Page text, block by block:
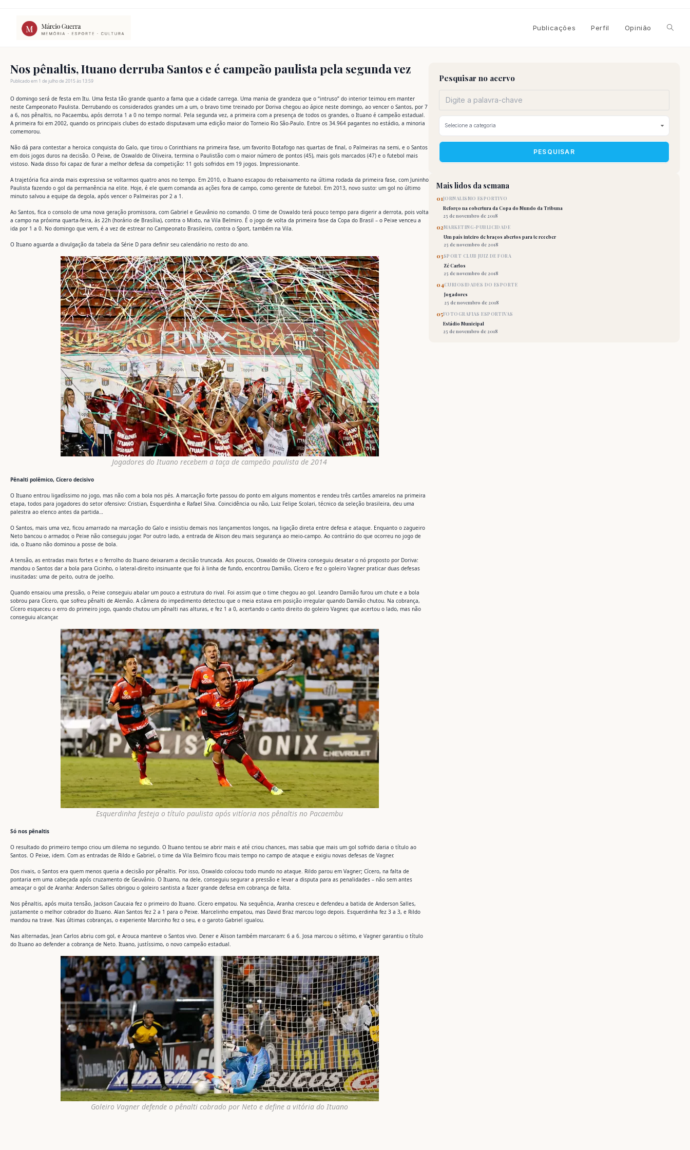
conteúdo
Publicações Perfil Opinião
site
Nos pênaltis, Ituano derruba Santos e é campeão paulista pela segunda vez
Publicado em 1 de julho de 2015 às 13:59
O domingo será de festa em Itu. Uma festa tão grande quanto a fama que a cidade carrega. Uma mania de grandeza que o “intruso” do interior teimou em manter
neste Campeonato Paulista. Derrubando os considerados grandes um a um, o bravo time treinado por Doriva chegou ao ápice neste domingo, ao vencer o Santos, por 7
a 6, nos pênaltis, no Pacaembu, após derrota 1 a 0 no tempo normal. Pela segunda vez, a primeira com a presença de todos os grandes, o Ituano é campeão estadual.
A primeira foi em 2002, quando os principais clubes do estado disputavam uma edição maior do Torneio Rio São-Paulo. Entre os 34.964 pagantes no estádio, a minoria
comemorou.
Não dá para contestar a heroica conquista do Galo, que tirou o Corinthians na primeira fase, um favorito Botafogo nas quartas de final, o Palmeiras na semi, e o Santos
em dois jogos duros na decisão. O Peixe, de Oswaldo de Oliveira, termina o Paulistão com o maior número de pontos (45), mais gols marcados (47) e o futebol mais
vistoso. Nada disso foi capaz de furar a melhor defesa da competição: 11 gols sofridos em 19 jogos. Impressionante.
A trajetória fica ainda mais expressiva se voltarmos quatro anos no tempo. Em 2010, o Ituano escapou do rebaixamento na última rodada da primeira fase, com Juninho
Paulista fazendo o gol da permanência na elite. Hoje, é ele quem comanda as ações fora de campo, como gerente de futebol. Em 2013, novo susto: um gol no último
minuto salvou a equipe da degola, após vencer o Palmeiras por 2 a 1.
Ao Santos, fica o consolo de uma nova geração promissora, com Gabriel e Geuvânio no comando. O time de Oswaldo terá pouco tempo para digerir a derrota, pois volta
a campo na próxima quarta-feira, às 22h (horário de Brasília), contra o Mixto, na Vila Belmiro. É o jogo de volta da primeira fase da Copa do Brasil – o Peixe venceu a
ida por 1 a 0. No domingo que vem, é a vez de estrear no Campeonato Brasileiro, contra o Sport, também na Vila.
O Ituano aguarda a divulgação da tabela da Série D para definir seu calendário no resto do ano.
Jogadores do Ituano recebem a taça de campeão paulista de 2014
Pênalti polêmico, Cícero decisivo
O Ituano entrou ligadíssimo no jogo, mas não com a bola nos pés. A marcação forte passou do ponto em alguns momentos e rendeu três cartões amarelos na primeira
etapa, todos para jogadores do setor ofensivo: Cristian, Esquerdinha e Rafael Silva. Coincidência ou não, Luiz Felipe Scolari, técnico da seleção brasileira, deu uma
palestra ao elenco antes da partida…
O Santos, mais uma vez, ficou amarrado na marcação do Galo e insistiu demais nos lançamentos longos, na ligação direta entre defesa e ataque. Enquanto o zagueiro
Neto bancou o armador, o Peixe não conseguiu jogar. Por outro lado, a entrada de Alison deu mais segurança ao meio-campo. Ao contrário do que ocorreu no jogo de
ida, o Ituano não dominou a posse de bola.
A tensão, as entradas mais fortes e o ferrolho do Ituano deixaram a decisão truncada. Aos poucos, Oswaldo de Oliveira conseguiu desatar o nó proposto por Doriva:
mandou o Santos dar a bola para Cicinho, o lateral-direito insinuante que foi à linha de fundo, encontrou Damião, Cícero e fez o goleiro Vagner praticar duas defesas
inusitadas: uma de peito, outra de joelho.
Quando ensaiou uma pressão, o Peixe conseguiu abalar um pouco a estrutura do rival. Foi assim que o time chegou ao gol. Leandro Damião furou um chute e a bola
sobrou para Cícero, que sofreu pênalti de Alemão. A câmera do impedimento detectou que o meia estava em posição irregular quando Damião chutou. Na cobrança,
Cícero esqueceu o erro do primeiro jogo, quando chutou um pênalti nas alturas, e fez 1 a 0, acertando o canto direito do goleiro Vagner, que acertou o lado, mas não
conseguiu alcançar.
Esquerdinha festeja o título paulista após vitíoria nos pênaltis no Pacaembu
Só nos pênaltis
O resultado do primeiro tempo criou um dilema no segundo. O Ituano tentou se abrir mais e até criou chances, mas sabia que mais um gol sofrido daria o título ao
Santos. O Peixe, idem. Com as entradas de Rildo e Gabriel, o time da Vila Belmiro ficou mais tempo no campo de ataque e exigiu novas defesas de Vagner.
Dos rivais, o Santos era quem menos queria a decisão por pênaltis. Por isso, Oswaldo colocou todo mundo no ataque. Rildo parou em Vagner; Cícero, na falta de
pontaria em uma cabeçada após cruzamento de Geuvânio. O Ituano, na dele, conseguiu segurar a pressão e levar a disputa para as penalidades – não sem antes
ameaçar o gol de Aranha: Anderson Salles obrigou o goleiro santista a fazer grande defesa em cobrança de falta.
Nos pênaltis, após muita tensão, Jackson Caucaia fez o primeiro do Ituano. Cícero empatou. Na sequência, Aranha cresceu e defendeu a batida de Anderson Salles,
justamente o melhor cobrador do Ituano. Alan Santos fez 2 a 1 para o Peixe. Marcelinho empatou, mas David Braz marcou logo depois. Esquerdinha fez 3 a 3, e Rildo
mandou na trave. Nas últimas cobranças, o experiente Marcinho fez o seu, e o garoto Gabriel igualou.
Nas alternadas, Jean Carlos abriu com gol, e Arouca manteve o Santos vivo. Dener e Alison também marcaram: 6 a 6. Josa marcou o sétimo, e Vagner garantiu o título
do Ituano ao defender a cobrança de Neto. Ituano, justíssimo, o novo campeão estadual.
Goleiro Vagner defende o pênalti cobrado por Neto e define a vitória do Ituano
Pesquisar no acervo
PESQUISAR
Mais lidos da semana
01JORNALISMO ESPORTIVO
Reforço na cobertura da Copa do Mundo da Tribuna
25 de novembro de 2018
02MARKETING-PUBLICIDADE
Um país inteiro de braços abertos para te receber
25 de novembro de 2018
03SPORT CLUB JUIZ DE FORA
Zé Carlos
25 de novembro de 2018
04CURIOSIDADES DO ESPORTE
Jogadores
25 de novembro de 2018
05FOTOGRAFIAS ESPORTIVAS
Estádio Municipal
25 de novembro de 2018